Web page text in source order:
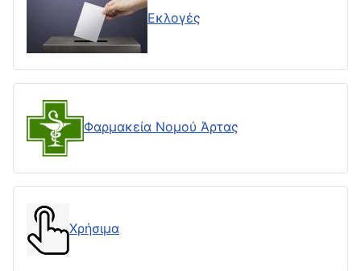
Εκλογές
Φαρμακεία Νομού Άρτας
Χρήσιμα